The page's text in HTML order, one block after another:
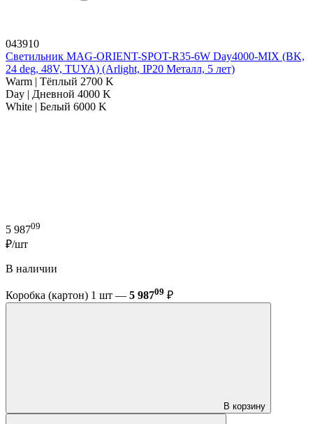
043910
Светильник MAG-ORIENT-SPOT-R35-6W Day4000-MIX (BK,
24 deg, 48V, TUYA) (Arlight, IP20 Металл, 5 лет)
Warm | Тёплый 2700 K
Day | Дневной 4000 K
White | Белый 6000 K
5 98709
₽/шт
В наличии
Коробка (картон) 1 шт — 5 98709 ₽
В корзину